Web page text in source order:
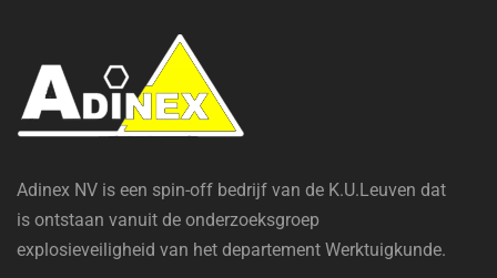
Adinex NV is een spin-off bedrijf van de K.U.Leuven dat
is ontstaan vanuit de onderzoeksgroep
explosieveiligheid van het departement Werktuigkunde.